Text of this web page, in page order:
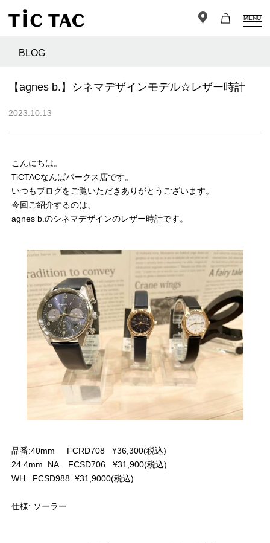
MENU
BLOG
【agnes b.】シネマデザインモデル☆レザー時計
2023.10.13
こんにちは。
TiCTACなんばパークス店です。
いつもブログをご覧いただきありがとうございます。
今回ご紹介するのは、
agnes b.のシネマデザインのレザー時計です。
品番:40mm FCRD708 ¥36,300(税込)
24.4mm NA FCSD706 ¥31,900(税込)
WH FCSD988 ¥31,9000(税込)
仕様: ソーラー